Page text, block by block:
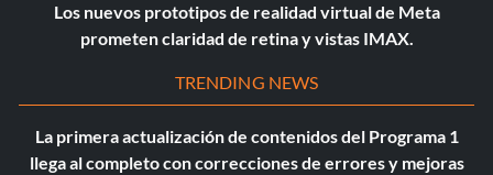
Los nuevos prototipos de realidad virtual de Meta
prometen claridad de retina y vistas IMAX.
TRENDING NEWS
La primera actualización de contenidos del Programa 1
llega al completo con correcciones de errores y mejoras